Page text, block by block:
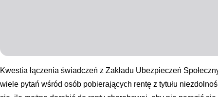
Kwestia łączenia świadczeń z Zakładu Ubezpieczeń
wiele pytań wśród osób pobierających rentę z tytułu